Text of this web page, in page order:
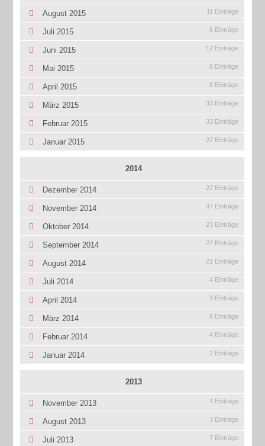
August 2015 11 Einträge
Juli 2015 6 Einträge
Juni 2015 12 Einträge
Mai 2015 6 Einträge
April 2015 8 Einträge
März 2015 33 Einträge
Februar 2015 33 Einträge
Januar 2015 22 Einträge
2014
Dezember 2014 22 Einträge
November 2014 47 Einträge
Oktober 2014 23 Einträge
September 2014 27 Einträge
August 2014 21 Einträge
Juli 2014 4 Einträge
April 2014 3 Einträge
März 2014 6 Einträge
Februar 2014 4 Einträge
Januar 2014 2 Einträge
2013
November 2013 4 Einträge
August 2013 3 Einträge
Juli 2013 7 Einträge